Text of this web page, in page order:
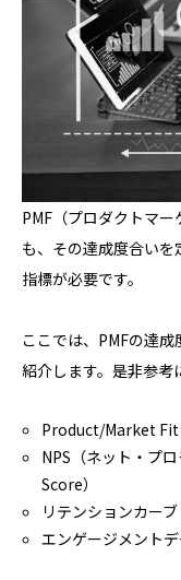
PMF（プロダクトマ
も、その達成度合い
指標が必要です。
ここでは、PMFの達
紹介します。是非参考
Product/Market Fit
NPS（ネット・プ
Score）
リテンションカー
エンゲージメント